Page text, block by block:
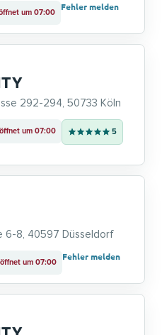
um 07:00
Fehler melden
292-294, 50733 Köln
öffnet um 07:00 5
6-8, 40597 Düsseldorf
öffnet um 07:00
Fehler melden